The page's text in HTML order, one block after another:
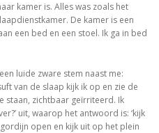
kamer is. Alles was zoals het
De kamer is een
een bed en een stoel. Ik ga in bed
luide zware stem naast me:
van de slaap kijk ik op en zie de
staan, zichtbaar geïrriteerd. Ik
uit, waarop het antwoord is: ‘kijk
open en kijk uit op het plein